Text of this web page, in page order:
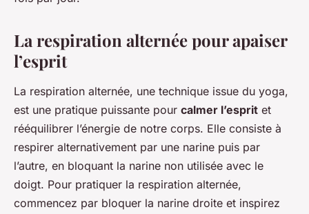
La respiration alternée pour apaiser
l’esprit
La respiration alternée, une technique issue du yoga,
est une pratique puissante pour calmer l’esprit et
rééquilibrer l’énergie de notre corps. Elle consiste à
respirer alternativement par une narine puis par
l’autre, en bloquant la narine non utilisée avec le
doigt. Pour pratiquer la respiration alternée,
commencez par bloquer la narine droite et inspirez